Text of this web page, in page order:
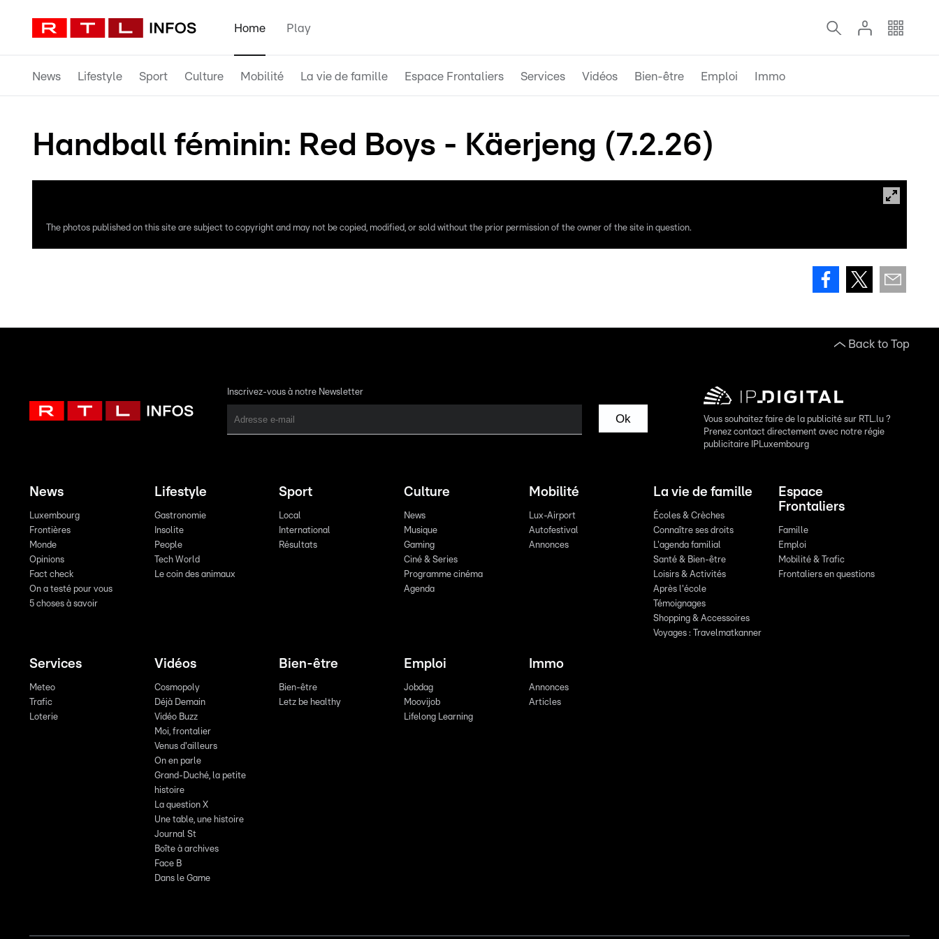
Home Play
News Lifestyle Sport Culture Mobilité La vie de famille Espace Frontaliers Services Vidéos Bien-être Emploi Immo
Handball féminin: Red Boys - Käerjeng (7.2.26)
The photos published on this site are subject to copyright and may not be copied, modified, or sold without the prior permission of the owner of the site in question.
Back to Top
Inscrivez-vous à notre Newsletter
Ok
Vous souhaitez faire de la publicité sur RTL.lu ?
Prenez contact directement avec notre régie
publicitaire IPLuxembourg
News
Luxembourg
Frontières
Monde
Opinions
Fact check
On a testé pour vous
5 choses à savoir
Lifestyle
Gastronomie
Insolite
People
Tech World
Le coin des animaux
Sport
Local
International
Résultats
Culture
News
Musique
Gaming
Ciné & Series
Programme cinéma
Agenda
Mobilité
Lux-Airport
Autofestival
Annonces
La vie de famille
Écoles & Crèches
Connaître ses droits
L'agenda familial
Santé & Bien-être
Loisirs & Activités
Après l'école
Témoignages
Shopping & Accessoires
Voyages : Travelmatkanner
Espace
Frontaliers
Famille
Emploi
Mobilité & Trafic
Frontaliers en questions
Services
Meteo
Trafic
Loterie
Vidéos
Cosmopoly
Déjà Demain
Vidéo Buzz
Moi, frontalier
Venus d'ailleurs
On en parle
Grand-Duché, la petite
histoire
La question X
Une table, une histoire
Journal St
Boîte à archives
Face B
Dans le Game
Bien-être
Bien-être
Letz be healthy
Emploi
Jobdag
Moovijob
Lifelong Learning
Immo
Annonces
Articles